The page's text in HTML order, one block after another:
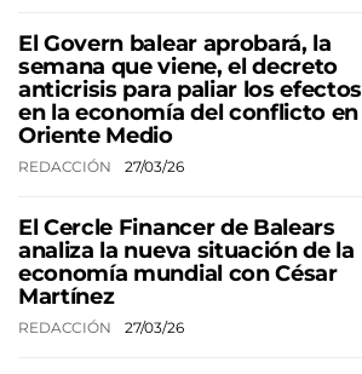
El Govern balear aprobará, la
semana que viene, el decreto
anticrisis para paliar los efectos
en la economía del conflicto en
Oriente Medio
REDACCIÓN 27/03/26
El Cercle Financer de Balears
analiza la nueva situación de la
economía mundial con César
Martínez
REDACCIÓN 27/03/26